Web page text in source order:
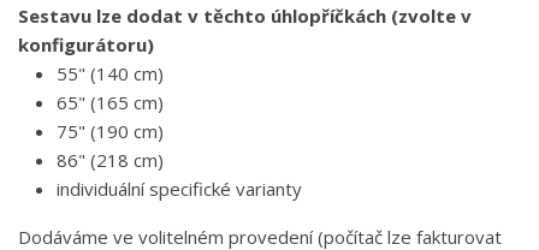
Sestavu lze dodat v těchto úhlopříčkách (zvolte v
konfigurátoru)
55" (140 cm)
65" (165 cm)
75" (190 cm)
86" (218 cm)
individuální specifické varianty
Dodáváme ve volitelném provedení (počítač lze fakturovat